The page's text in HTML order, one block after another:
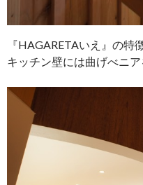
『HAGARETAいえ』の特
キッチン壁には曲げべニ